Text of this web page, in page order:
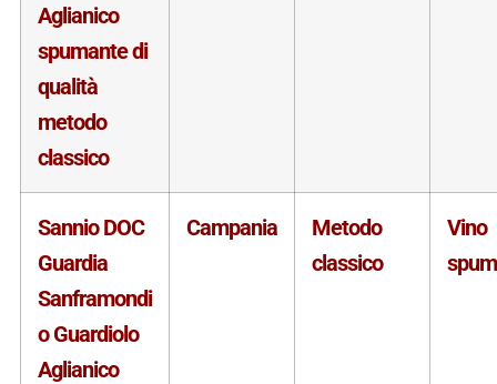
Aglianico
spumante di
qualità
metodo
classico
Sannio DOC
Guardia
Sanframondi
o Guardiolo
Aglianico
Campania
Metodo
classico
Vino